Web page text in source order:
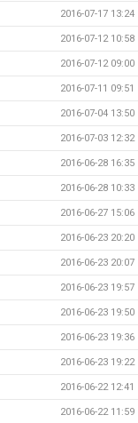
2016-07-17 13:24
2016-07-12 10:58
2016-07-12 09:00
2016-07-11 09:51
2016-07-04 13:50
2016-07-03 12:32
2016-06-28 16:35
2016-06-28 10:33
2016-06-27 15:06
2016-06-23 20:20
2016-06-23 20:07
2016-06-23 19:57
2016-06-23 19:50
2016-06-23 19:36
2016-06-23 19:22
2016-06-22 12:41
2016-06-22 11:59